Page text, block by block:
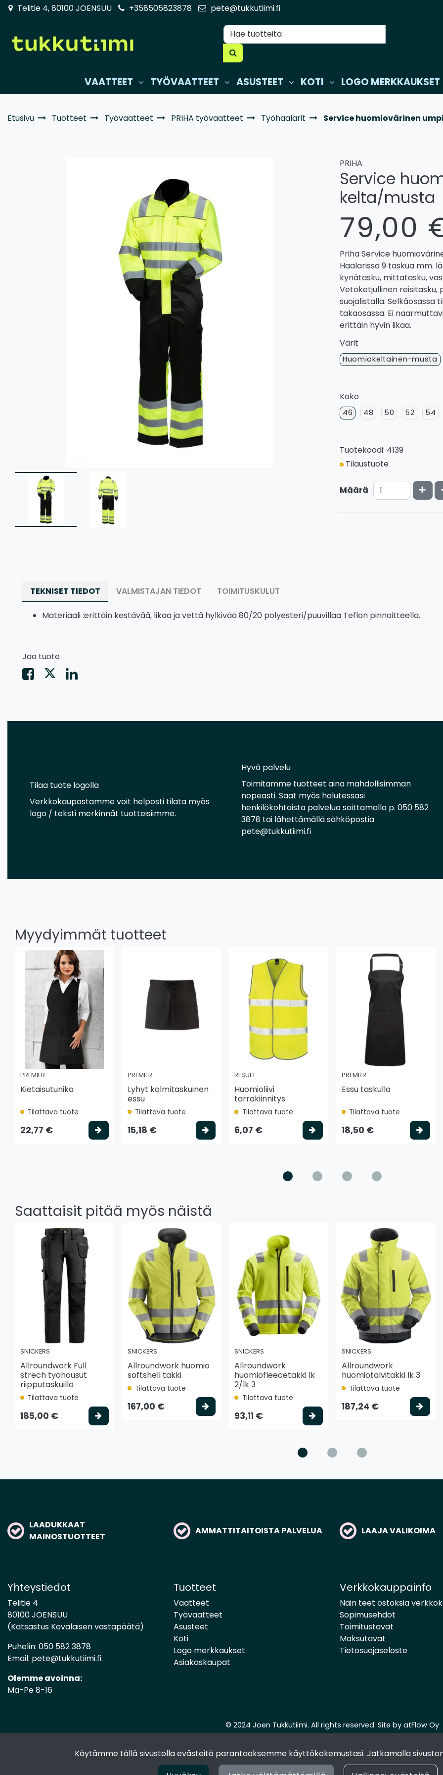
Käytämme tällä sivustolla evästeitä parantaaksemme käyttökokemustasi. Jatkamalla
Siirry pääsisältöön
Telitie 4, 80100 JOENSUU +358505823878 pete@tukkutiimi.fi
VAATTEET TYÖVAATTEET ASUSTEET KOTI LOGO MERKKAUKSET
Etusivu Tuotteet Työvaatteet PRIHA työvaatteet Työhaalarit Service huomiovärinen
PRIHA
Service
kelta/musta
79,00
Priha Service
Haalarissa 9 taskua mm.
kynätasku, mittatasku,
Vetoketjullinen reisitasku,
suojalistalla. Selkäosassa
takaosassa. Ei
erittäin hyvin likaa.
Värit
Huomiokeltainen-musta
Koko
46 48 50 52 54
Tuotekoodi: 4139
Tilaustuote
Määrä
TEKNISET TIEDOT VALMISTAJAN TIEDOT TOIMITUSKULUT
Materiaali :erittäin kestävää, likaa ja vettä hylkivää 80/20 polyesteri/puuvillaa Teflon pinnoitteella.
Jaa tuote
Tilaa tuote logolla
Verkkokaupastamme voit helposti tilata myös
logo / teksti merkinnät tuotteisiimme.
Hyvä palvelu
Toimitamme tuotteet aina mahdollisimman
nopeasti. Saat myös halutessasi
henkilökohtaista palvelua soittamalla p. 050 582
3878 tai lähettämällä sähköpostia
pete@tukkutiimi.fi
Myydyimmät tuotteet
PREMIER
Kietaisutunika
Tilattava tuote
22,77 € Valitse vaihtoehto
PREMIER
Lyhyt kolmitaskuinen
essu
Tilattava tuote
15,18 € Valitse vaihtoehto
RESULT
Huomioliivi
tarrakiinnitys
Tilattava tuote
6,07 € Valitse vaihtoehto
PREMIER
Essu taskulla
Tilattava tuote
18,50 €
Saattaisit pitää myös näistä
SNICKERS
Allroundwork Full
strech työhousut
riipputaskuilla
Tilattava tuote
185,00 €
SNICKERS
Allroundwork huomio
softshell takki
Tilattava tuote
167,00 €
SNICKERS
Allroundwork
huomiofleecetakki lk
2/lk 3
Tilattava tuote
93,11 €
SNICKERS
Allroundwork
huomiotalvitakki lk 3
Tilattava tuote
187,24 €
LAADUKKAAT
MAINOSTUOTTEET
AMMATTITAITOISTA PALVELUA LAAJA VALIKOIMA
Yhteystiedot
Telitie 4
80100 JOENSUU
(Katsastus Kovalaisen vastapäätä)
Puhelin: 050 582 3878
Email: pete@tukkutiimi.fi
Olemme avoinna:
Ma-Pe 8-16
Tuotteet
Vaatteet
Työvaatteet
Asusteet
Koti
Logo merkkaukset
Asiakaskaupat
Verkkokauppainfo
Näin teet ostoksia
Sopimusehdot
Toimitustavat
Maksutavat
Tietosuojaseloste
© 2024 Joen Tukkutiimi. All rights reserved. Site by atFlow Oy